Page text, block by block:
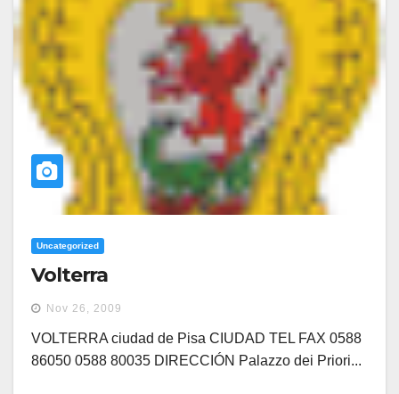
Uncategorized
Volterra
Nov 26, 2009
VOLTERRA ciudad de Pisa CIUDAD TEL FAX 0588
86050 0588 80035 DIRECCIÓN Palazzo dei Priori...